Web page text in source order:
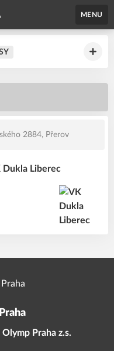
MENU
2884, Přerov
Dukla Liberec
Praha z.s.